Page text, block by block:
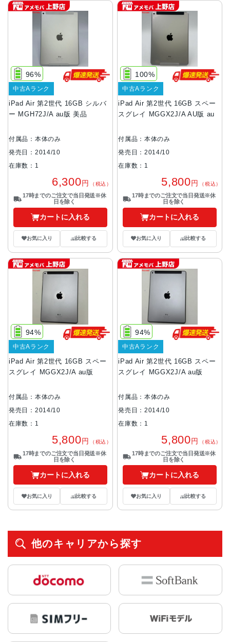
iPad Air 第2世代 16GB シルバ
ー MGH72J/A au版 美品
96%
中古Aランク
付属品：本体のみ
発売日：2014/10
在庫数：1
6,300円 （税込）
17時までのご注文で当日発送※休
日を除く
カートに入れる
お気に入り 比較する
iPad Air 第2世代 16GB スペー
スグレイ MGGX2J/A AU版 au
100%
中古Aランク
付属品：本体のみ
発売日：2014/10
在庫数：1
5,800円 （税込）
17時までのご注文で当日発送※休
日を除く
カートに入れる
お気に入り 比較する
iPad Air 第2世代 16GB スペー
スグレイ MGGX2J/A au版
94%
中古Aランク
付属品：本体のみ
発売日：2014/10
在庫数：1
5,800円 （税込）
17時までのご注文で当日発送※休
日を除く
カートに入れる
お気に入り 比較する
iPad Air 第2世代 16GB スペー
スグレイ MGGX2J/A au版
94%
中古Aランク
付属品：本体のみ
発売日：2014/10
在庫数：1
5,800円 （税込）
17時までのご注文で当日発送※休
日を除く
カートに入れる
お気に入り 比較する
他のキャリアから探す